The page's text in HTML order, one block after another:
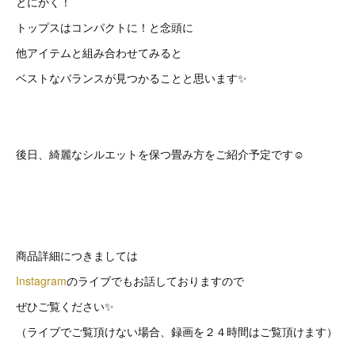
トップスはコンパクトに！と念頭に
他アイテムと組み合わせてみると
ベストなバランスが見つかることと思います✨
後日、綺麗なシルエットを保つ畳み方をご紹介予定です☺️
商品詳細につきましては
Instagramのライブでもお話しておりますので
ぜひご覧ください✨
（ライブでご覧頂けない場合、録画を２４時間はご覧頂けます）